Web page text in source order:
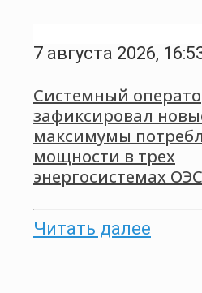
7 августа 2026,
Системный
зафиксировал
максимумы
мощности в трех
энергосистемах
Читать далее